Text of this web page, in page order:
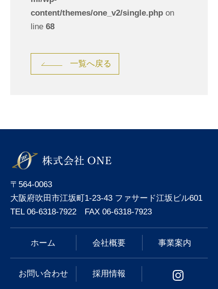
content/themes/one_v2/single.phpon
line 68
一覧へ戻る
〒564-0063
大阪府吹田市江坂町1-23-43 ファサード江坂ビル601
TEL 06-6318-7922 FAX 06-6318-7923
ホーム 会社概要 事業案内
お問い合わせ 採用情報